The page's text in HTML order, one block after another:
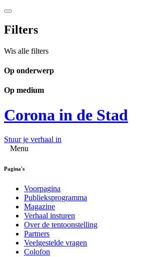
Filters
Wis alle filters
Op onderwerp
Op medium
Corona in de Stad
Stuur je verhaal in
Menu
Pagina's
Voorpagina
Publieksprogramma
Magazine
Verhaal insturen
Over de tentoonstelling
Partners
Veelgestelde vragen
Colofon